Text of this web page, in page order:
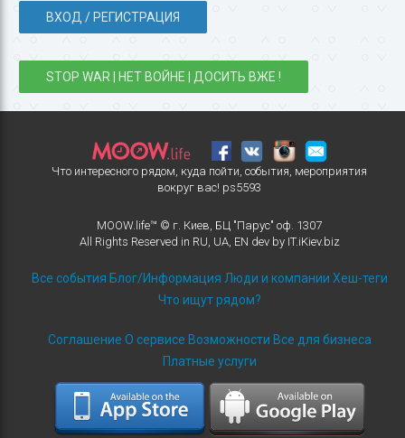
ВХОД / РЕГИСТРАЦИЯ
STOP WAR | НЕТ ВОЙНЕ | ДОСИТЬ ВЖЕ !
Что интересного рядом, куда пойти, события, мероприятия
вокруг вас! ps5593
MOOW.life™ © г. Киев, БЦ "Парус" оф. 1307
All Rights Reserved in RU UA, EN dev by IT.iKiev.biz
Все события Блог/Информация Люди и компании Хеш-теги
Что ищут рядом?
Соглашение О сервисе Возможности Все для бизнеса
Платные услуги